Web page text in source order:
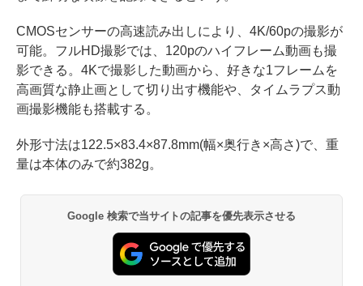
CMOSセンサーの高速読み出しにより、4K/60pの撮影が
可能。フルHD撮影では、120pのハイフレーム動画も撮
影できる。4Kで撮影した動画から、好きな1フレームを
高画質な静止画として切り出す機能や、タイムラプス動
画撮影機能も搭載する。
外形寸法は122.5×83.4×87.8mm(幅×奥行き×高さ)で、重
量は本体のみで約382g。
Google 検索で当サイトの記事を優先表示させる